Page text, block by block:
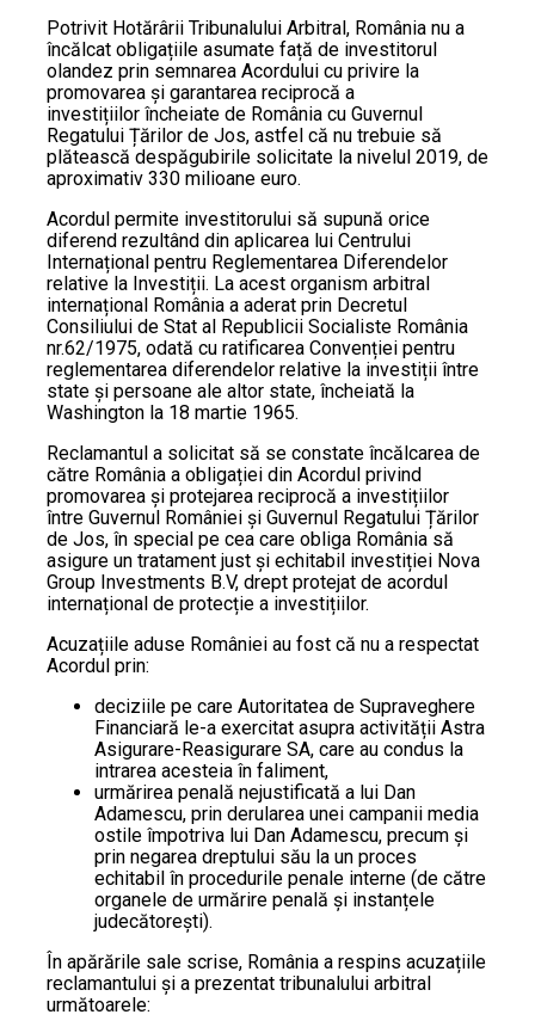
Potrivit Hotărârii Tribunalului Arbitral, România nu a
încălcat obligațiile asumate față de investitorul
olandez prin semnarea Acordului cu privire la
promovarea și garantarea reciprocă a
investițiilor încheiate de România cu Guvernul
Regatului Țărilor de Jos, astfel că nu trebuie să
plătească despăgubirile solicitate la nivelul 2019, de
aproximativ 330 milioane euro.
Acordul permite investitorului să supună orice
diferend rezultând din aplicarea lui Centrului
Internațional pentru Reglementarea Diferendelor
relative la Investiții. La acest organism arbitral
internațional România a aderat prin Decretul
Consiliului de Stat al Republicii Socialiste România
nr.62/1975, odată cu ratificarea Convenției pentru
reglementarea diferendelor relative la investiții între
state și persoane ale altor state, încheiată la
Washington la 18 martie 1965.
Reclamantul a solicitat să se constate încălcarea de
către România a obligației din Acordul privind
promovarea și protejarea reciprocă a investițiilor
între Guvernul României și Guvernul Regatului Țărilor
de Jos, în special pe cea care obliga România să
asigure un tratament just și echitabil investiției Nova
Group Investments B.V, drept protejat de acordul
internațional de protecție a investițiilor.
Acuzațiile aduse României au fost că nu a respectat
Acordul prin:
deciziile pe care Autoritatea de Supraveghere
Financiară le-a exercitat asupra activității Astra
Asigurare-Reasigurare SA, care au condus la
intrarea acesteia în faliment,
urmărirea penală nejustificată a lui Dan
Adamescu, prin derularea unei campanii media
ostile împotriva lui Dan Adamescu, precum și
prin negarea dreptului său la un proces
echitabil în procedurile penale interne (de către
organele de urmărire penală și instanțele
judecătorești).
În apărările sale scrise, România a respins acuzațiile
reclamantului și a prezentat tribunalului arbitral
următoarele: